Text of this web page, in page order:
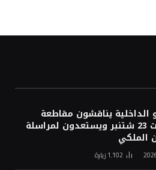
يناقشون مقاطعة
انتخابات 23 شتنبر ويستعدون لمراسلة
الملكي
1٬102 زيارة